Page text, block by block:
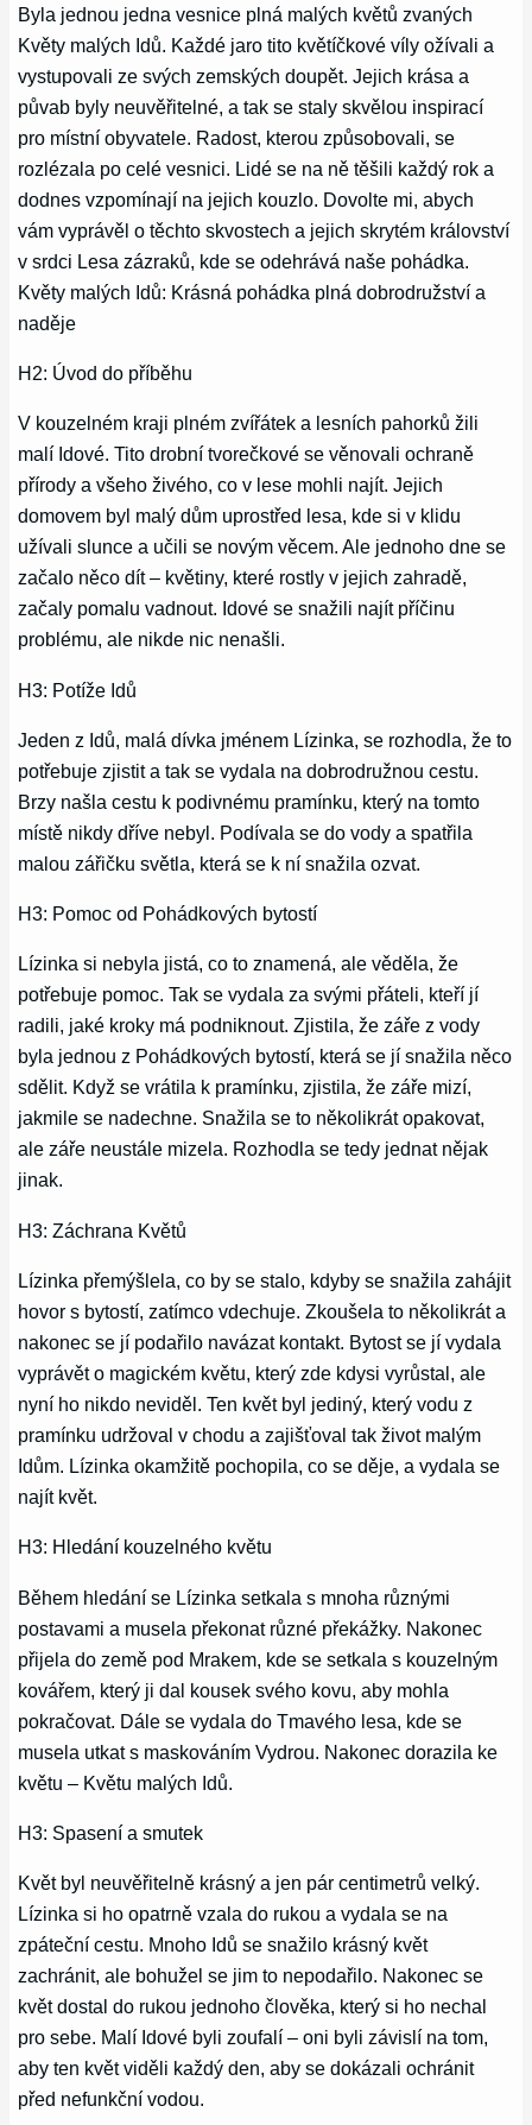
Byla jednou jedna vesnice plná malých květů zvaných
Květy malých Idů. Každé jaro tito květíčkové víly ožívali a
vystupovali ze svých zemských doupět. Jejich krása a
půvab byly neuvěřitelné, a tak se staly skvělou inspirací
pro místní obyvatele. Radost, kterou způsobovali, se
rozlézala po celé vesnici. Lidé se na ně těšili každý rok a
dodnes vzpomínají na jejich kouzlo. Dovolte mi, abych
vám vyprávěl o těchto skvostech a jejich skrytém království
v srdci Lesa zázraků, kde se odehrává naše pohádka.
Květy malých Idů: Krásná pohádka plná dobrodružství a
naděje
H2: Úvod do příběhu
V kouzelném kraji plném zvířátek a lesních pahorků žili
malí Idové. Tito drobní tvorečkové se věnovali ochraně
přírody a všeho živého, co v lese mohli najít. Jejich
domovem byl malý dům uprostřed lesa, kde si v klidu
užívali slunce a učili se novým věcem. Ale jednoho dne se
začalo něco dít – květiny, které rostly v jejich zahradě,
začaly pomalu vadnout. Idové se snažili najít příčinu
problému, ale nikde nic nenašli.
H3: Potíže Idů
Jeden z Idů, malá dívka jménem Lízinka, se rozhodla, že to
potřebuje zjistit a tak se vydala na dobrodružnou cestu.
Brzy našla cestu k podivnému pramínku, který na tomto
místě nikdy dříve nebyl. Podívala se do vody a spatřila
malou zářičku světla, která se k ní snažila ozvat.
H3: Pomoc od Pohádkových bytostí
Lízinka si nebyla jistá, co to znamená, ale věděla, že
potřebuje pomoc. Tak se vydala za svými přáteli, kteří jí
radili, jaké kroky má podniknout. Zjistila, že záře z vody
byla jednou z Pohádkových bytostí, která se jí snažila něco
sdělit. Když se vrátila k pramínku, zjistila, že záře mizí,
jakmile se nadechne. Snažila se to několikrát opakovat,
ale záře neustále mizela. Rozhodla se tedy jednat nějak
jinak.
H3: Záchrana Květů
Lízinka přemýšlela, co by se stalo, kdyby se snažila zahájit
hovor s bytostí, zatímco vdechuje. Zkoušela to několikrát a
nakonec se jí podařilo navázat kontakt. Bytost se jí vydala
vyprávět o magickém květu, který zde kdysi vyrůstal, ale
nyní ho nikdo neviděl. Ten květ byl jediný, který vodu z
pramínku udržoval v chodu a zajišťoval tak život malým
Idům. Lízinka okamžitě pochopila, co se děje, a vydala se
najít květ.
H3: Hledání kouzelného květu
Během hledání se Lízinka setkala s mnoha různými
postavami a musela překonat různé překážky. Nakonec
přijela do země pod Mrakem, kde se setkala s kouzelným
kovářem, který ji dal kousek svého kovu, aby mohla
pokračovat. Dále se vydala do Tmavého lesa, kde se
musela utkat s maskováním Vydrou. Nakonec dorazila ke
květu – Květu malých Idů.
H3: Spasení a smutek
Květ byl neuvěřitelně krásný a jen pár centimetrů velký.
Lízinka si ho opatrně vzala do rukou a vydala se na
zpáteční cestu. Mnoho Idů se snažilo krásný květ
zachránit, ale bohužel se jim to nepodařilo. Nakonec se
květ dostal do rukou jednoho člověka, který si ho nechal
pro sebe. Malí Idové byli zoufalí – oni byli závislí na tom,
aby ten květ viděli každý den, aby se dokázali ochránit
před nefunkční vodou.